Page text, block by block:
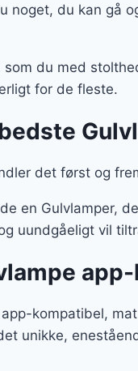
noget, du kan gå
du med
for de fleste.
det først og
en Gulvlamper,
uundgåeligt vil
kompatibel,
unikke,